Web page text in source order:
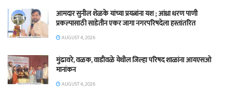
आमदार सुनील शेळके यांच्या प्रयत्नांना यश ; आंध्रा धरण पाणी
प्रकल्पासाठी साडेतीन एकर जागा नगरपरिषदेला हस्तांतरित
AUGUST 4, 2026
मुंढावरे, वळक, वाडीवळे येथील जिल्हा परिषद शाळांना आयएसओ
मानांकन
AUGUST 4, 2026